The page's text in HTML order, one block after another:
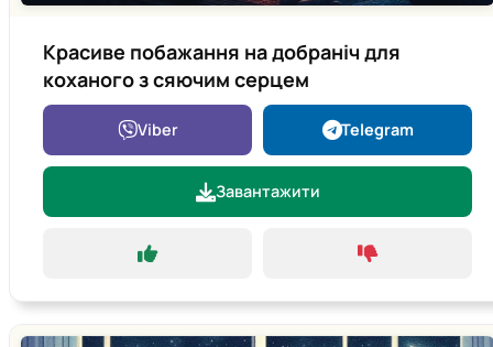
Красиве побажання на добраніч для
коханого з сяючим серцем
Viber Telegram
Завантажити